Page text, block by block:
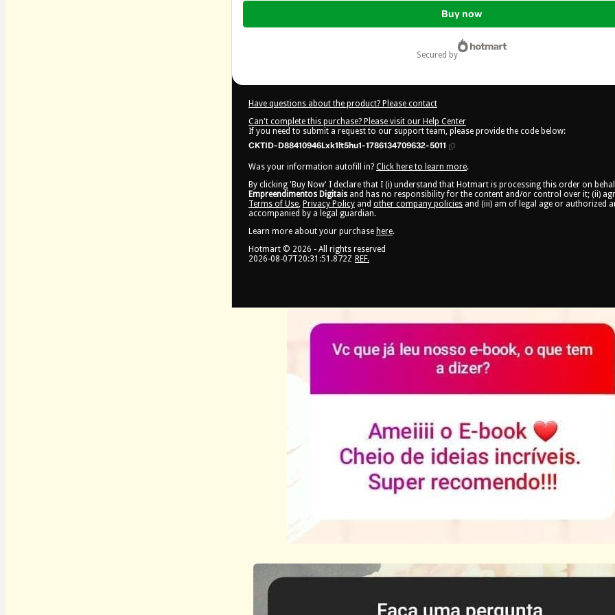
$7.00
Buy now
secured by
Have questions about the product? Please contact
Can't complete this purchase? Please visit our Help Center
If you need to submit a request to our support team, please provide the code below:
CKTID-D88410946Lxk1lt5hu1-1786134709632-5011
Was your information autofill in? Click here to learn more.
By clicking 'Buy Now' I declare that I (i) understand that Hotmart is processing this order on
Empreendimentos Digitais and has no responsibility for the content and/or control over it; (ii)
Terms of Use, Privacy Policy and other company policies and (iii) am of legal age or authorized
accompanied by a legal guardian.
Learn more about your purchase here.
Hotmart © 2026 - All rights reserved
2026-08-07T20:31:51.872Z REF.